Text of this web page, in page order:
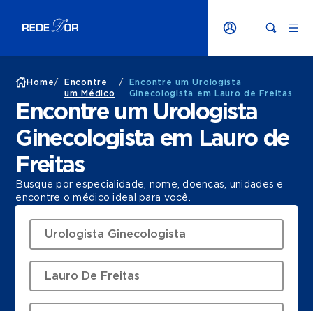
Home/
Encontre
um Médico
/
Encontre um Urologista
Ginecologista em Lauro de Freitas
Encontre um Urologista
Ginecologista em Lauro de
Freitas
Busque por especialidade, nome, doenças, unidades e
encontre o médico ideal para você.